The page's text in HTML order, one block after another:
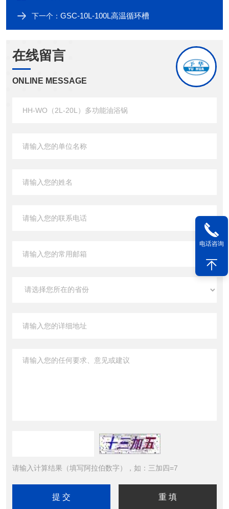
下一个： GSC-10L-100L高温循环槽
在线留言
ONLINE MESSAGE
请输入计算结果（填写阿拉伯数字），如：三加四=7
电话咨询